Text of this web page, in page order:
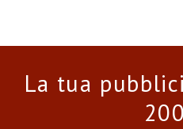
La tua